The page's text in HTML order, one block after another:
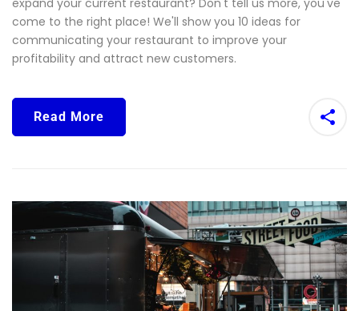
expand your current restaurant? Don't tell us more, you've
come to the right place! We'll show you 10 ideas for
communicating your restaurant to improve your
profitability and attract new customers.
Read More